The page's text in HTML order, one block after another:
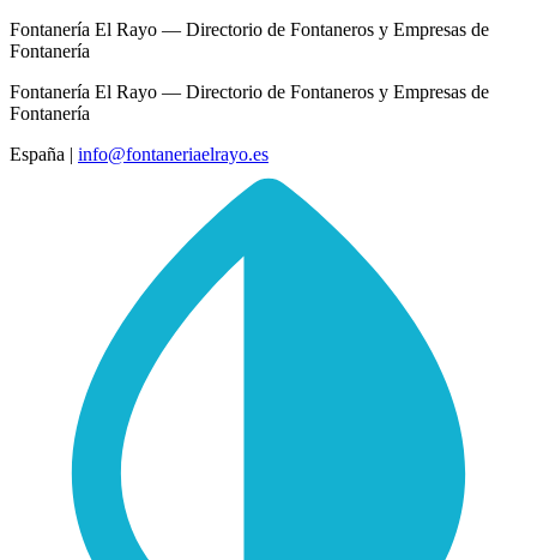
Fontanería El Rayo — Directorio de Fontaneros y Empresas de
Fontanería
Fontanería El Rayo — Directorio de Fontaneros y Empresas de
Fontanería
España | info@fontaneriaelrayo.es